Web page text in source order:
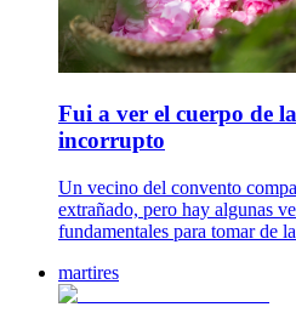
Fui a ver el cuerpo de
incorrupto
Un vecino del convento
extrañado, pero hay algunas
fundamentales para tomar de
martires